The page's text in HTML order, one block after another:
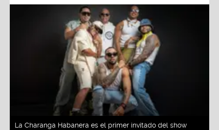
La Charanga Habanera es el primer invitado del show